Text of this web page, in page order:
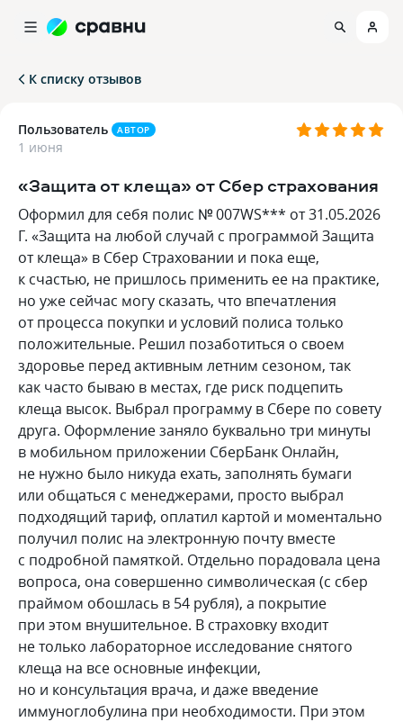
К списку отзывов
Пользователь АВТОР
1 июня
«Защита от клеща» от Сбер страхования
Оформил для себя полис № 007WS*** от 31.05.2026
Г. «Защита на любой случай с программой Защита
от клеща» в Сбер Страховании и пока еще,
к счастью, не пришлось применить ее на практике,
но уже сейчас могу сказать, что впечатления
от процесса покупки и условий полиса только
положительные. Решил позаботиться о своем
здоровье перед активным летним сезоном, так
как часто бываю в местах, где риск подцепить
клеща высок. Выбрал программу в Сбере по совету
друга. Оформление заняло буквально три минуты
в мобильном приложении СберБанк Онлайн,
не нужно было никуда ехать, заполнять бумаги
или общаться с менеджерами, просто выбрал
подходящий тариф, оплатил картой и моментально
получил полис на электронную почту вместе
с подробной памяткой. Отдельно порадовала цена
вопроса, она совершенно символическая (с сбер
праймом обошлась в 54 рубля), а покрытие
при этом внушительное. В страховку входит
не только лабораторное исследование снятого
клеща на все основные инфекции,
но и консультация врача, и даже введение
иммуноглобулина при необходимости. При этом